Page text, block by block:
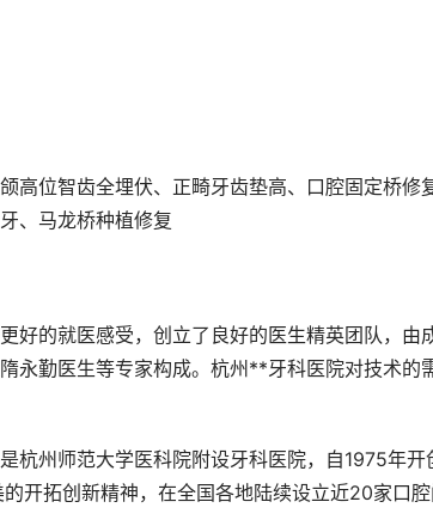
位智齿全埋伏、正畸牙齿垫高、口腔固定桥修复
、马龙桥种植修复
好的就医感受，创立了良好的医生精英团队，由
永勤医生等专家构成。杭州**牙科医院对技术的
杭州师范大学医科院附设牙科医院，自1975年开
开拓创新精神，在全国各地陆续设立近20家口腔